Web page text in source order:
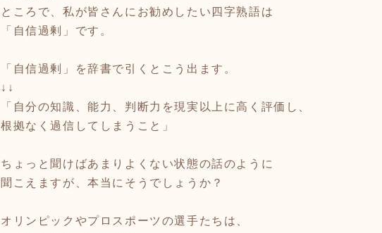
ところで、私が皆さんにお勧めしたい四字熟語は
「自信過剰」です。
「自信過剰」を辞書で引くとこう出ます。
↓↓
「自分の知識、能力、判断力を現実以上に高く評価し、
根拠なく過信してしまうこと」
ちょっと聞けばあまりよくない状態の話のように
聞こえますが、本当にそうでしょうか？
オリンピックやプロスポーツの選手たちは、